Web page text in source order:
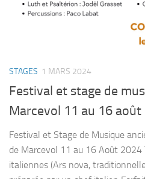
STAGES 1 MARS 2024
Festival et stage de
Marcevol 11 au 16 août
Festival et Stage de Musique
de Marcevol 11 au 16 Août 2024
italiennes (Ars nova,